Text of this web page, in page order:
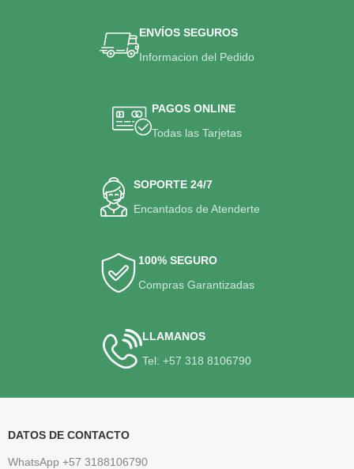
ENVÍOS SEGUROS
Informacion del Pedido
PAGOS ONLINE
Todas las Tarjetas
SOPORTE 24/7
Encantados de Atenderte
100% SEGURO
Compras Garantizadas
LLAMANOS
Tel: +57 318 8106790
DATOS DE CONTACTO
WhatsApp +57 3188106790